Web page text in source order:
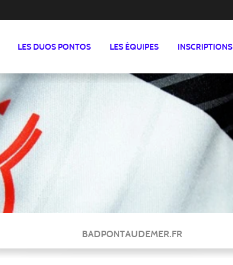
LES DUOS PONTOS LES ÉQUIPES INSCRIPTIONS
BADPONTAUDEMER.FR